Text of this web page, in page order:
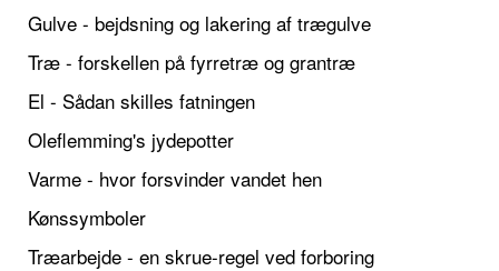
Gulve - bejdsning og lakering af trægulve
Træ - forskellen på fyrretræ og grantræ
El - Sådan skilles fatningen
Oleflemming's jydepotter
Varme - hvor forsvinder vandet hen
Kønssymboler
Træarbejde - en skrue-regel ved forboring